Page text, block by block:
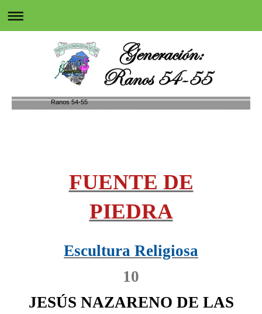
Ranos 54-55
FUENTE DE
PIEDRA
Escultura Religiosa
10
JESÚS NAZARENO DE LAS